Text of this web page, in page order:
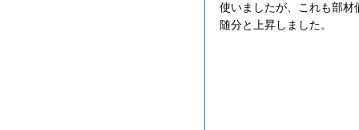
使いましたが、これも部材
随分と上昇しました。